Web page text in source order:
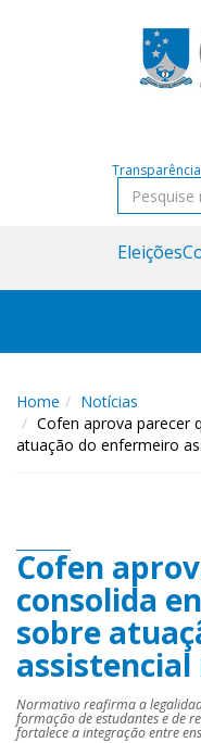
Pesquisar
Eleições
Home
Notícias
Cofen aprova parecer
atuação do enfermeiro
Cofen
consolida
sobre
Normativo reafirma a
formação de estudantes e de
fortalece a integração entre